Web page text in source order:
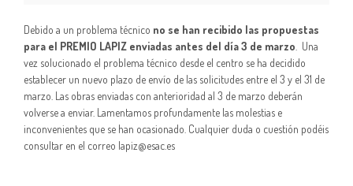
Debido a un problema técnico no se han recibido las propuestas
para el PREMIO LAPIZ enviadas antes del día 3 de marzo . Una
vez solucionado el problema técnico desde el centro se ha decidido
establecer un nuevo plazo de envío de las solicitudes entre el 3 y el 31 de
marzo. Las obras enviadas con anterioridad al 3 de marzo deberán
volverse a enviar. Lamentamos profundamente las molestias e
inconvenientes que se han ocasionado. Cualquier duda o cuestión podéis
consultar en el correo lapiz@esac.es